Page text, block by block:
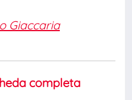
Giaccaria
completa